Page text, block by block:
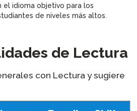
el idioma objetivo para los
de niveles más altos.
de Lectura
con Lecturay sugiere